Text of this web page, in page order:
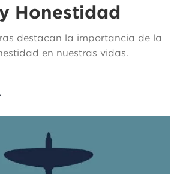
Honestidad
destacan la importancia de la
en nuestras vidas.